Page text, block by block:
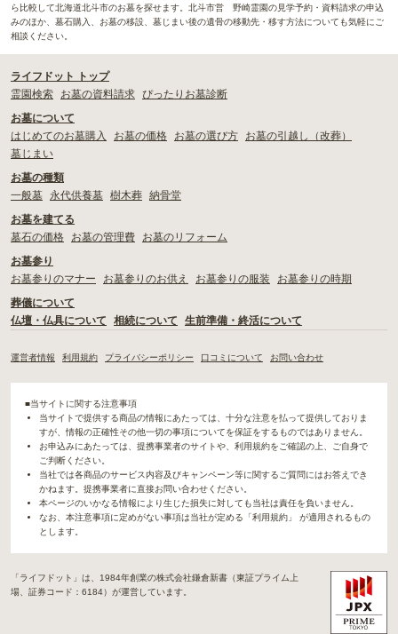
ら比較して北海道北斗市のお墓を探せます。北斗市営 野崎霊園の見学予約・資料請求の申込
みのほか、墓石購入、お墓の移設、墓じまい後の遺骨の移動先・移す方法についても気軽にご
相談ください。
ライフドット トップ
霊園検索
お墓の資料請求 ぴったりお墓診断
お墓について
はじめてのお墓購入
お墓の価格 お墓の選び方
お墓の引越し（改葬）
墓じまい
お墓の種類
一般墓
永代供養墓 樹木葬 納骨堂
お墓を建てる
墓石の価格
お墓の管理費
お墓のリフォーム
お墓参り
お墓参りのマナー
お墓参りのお供え お墓参りの服装
お墓参りの時期
葬儀について
仏壇・仏具について
相続について 生前準備・終活について
運営者情報 利用規約 プライバシーポリシー 口コミについて お問い合わせ
■当サイトに関する注意事項
当サイトで提供する商品の情報にあたっては、十分な注意を払って提供しておりま
すが、情報の正確性その他一切の事項についてを保証をするものではありません。
お申込みにあたっては、提携事業者のサイトや、利用規約をご確認の上、ご自身で
ご判断ください。
当社では各商品のサービス内容及びキャンペーン等に関するご質問にはお答えでき
かねます。提携事業者に直接お問い合わせください。
本ページのいかなる情報により生じた損失に対しても当社は責任を負いません。
なお、本注意事項に定めがない事項は当社が定める「利用規約」 が適用されるもの
とします。
「ライフドット」は、1984年創業の株式会社鎌倉新書（東証プライム上
場、証券コード：6184）が運営しています。